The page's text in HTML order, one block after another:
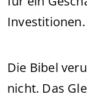
Investitionen.
Die Bibel
nicht. Das